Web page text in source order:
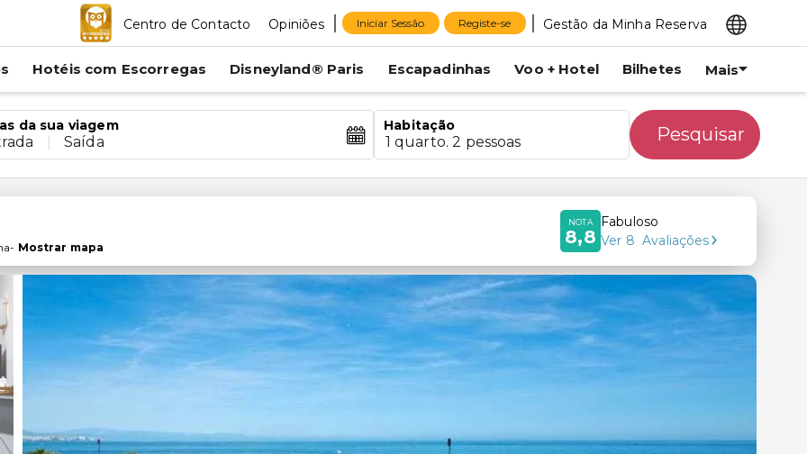
Centro de Contacto Opiniões Iniciar Sessão Registe-se Gestão da Minha Reserva
Hotéis com Escorregas Disneyland® Paris Escapadinhas Voo + Hotel Bilhetes Mais
da sua viagem
Saída
Habitação
1 quarto. 2 pessoas Pesquisar
- Mostrar mapa
NOTA
8,8
Fabuloso
Ver 8 Avaliações